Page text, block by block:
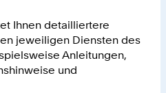
Ihnen detailliertere
jeweiligen Diensten des
Anleitungen,
und